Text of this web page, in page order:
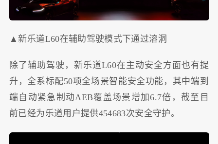
▲新乐道L60在辅助驾驶模式下通过溶洞
除了辅助驾驶，新乐道L60在主动安全方面也有提
升，全系标配50项全场景智能安全功能，其中端到
端自动紧急制动AEB覆盖场景增加6.7倍，截至目
前已经为乐道用户提供454683次安全守护。